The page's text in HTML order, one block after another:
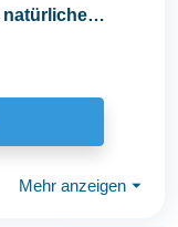
natürliche
Mehr anzeigen ⏷